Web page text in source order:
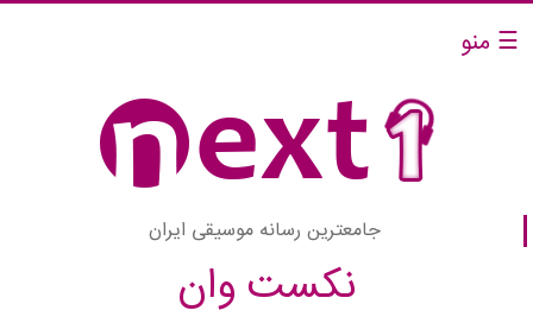
☰ منو
جامعترین رسانه موسیقی ایران
نکست وان